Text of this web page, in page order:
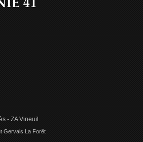
- ZA Vineuil
Gervais La Forêt